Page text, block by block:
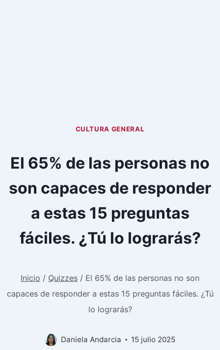
CULTURA GENERAL
El 65% de las personas no
son capaces de responder
a estas 15 preguntas
fáciles. ¿Tú lo lograrás?
Inicio / Quizzes / El 65% de las personas no son
capaces de responder a estas 15 preguntas fáciles. ¿Tú
lo lograrás?
Daniela Andarcia 15 julio 2025